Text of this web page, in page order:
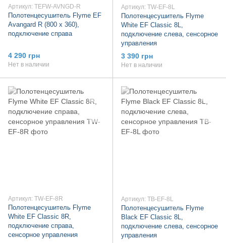
Артикул: TEFW-AVNGD-R
Полотенцесушитель Flyme EF
Avangard R (800 х 360),
подключение справа
4 290 грн
Нет в наличии
Артикул: TW-EF-8L
Полотенцесушитель Flyme
White EF Classic 8L,
подключение слева, сенсорное
управления
3 390 грн
Нет в наличии
Артикул: TW-EF-8R
Полотенцесушитель Flyme
White EF Classic 8R,
подключение справа,
сенсорное управления
Артикул: TB-EF-8L
Полотенцесушитель Flyme
Black EF Classic 8L,
подключение слева, сенсорное
управления